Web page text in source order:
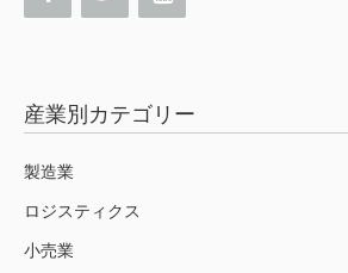
産業別カテゴリー
製造業
ロジスティクス
小売業